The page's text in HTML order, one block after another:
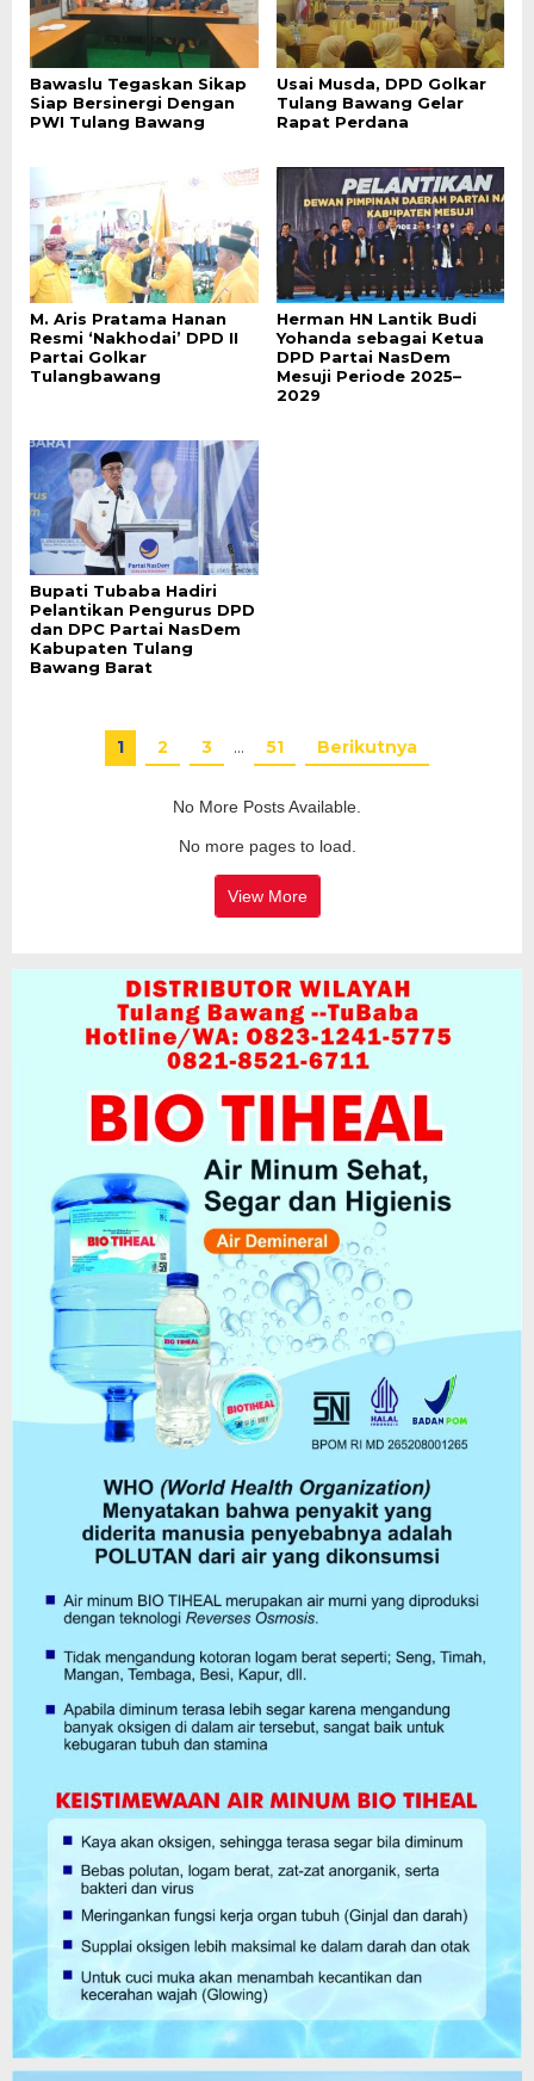
Bawaslu Tegaskan Sikap
Siap Bersinergi Dengan
PWI Tulang Bawang
Usai Musda, DPD Golkar
Tulang Bawang Gelar
Rapat Perdana
M. Aris Pratama Hanan
Resmi ‘Nakhodai’ DPD II
Partai Golkar
Tulangbawang
Herman HN Lantik Budi
Yohanda sebagai Ketua
DPD Partai NasDem
Mesuji Periode 2025–
2029
Bupati Tubaba Hadiri
Pelantikan Pengurus DPD
dan DPC Partai NasDem
Kabupaten Tulang
Bawang Barat
1 2 3 … 51 Berikutnya
No More Posts Available.
No more pages to load.
View More